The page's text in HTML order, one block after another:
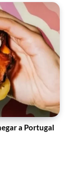
a Portugal